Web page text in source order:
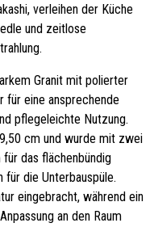
verleihen der Küche
und zeitlose
Granit mit polierter
für eine ansprechende
pflegeleichte Nutzung.
cm und wurde mit zwei
das flächenbündig
die Unterbauspüle.
eingebracht, während ein
an den Raum